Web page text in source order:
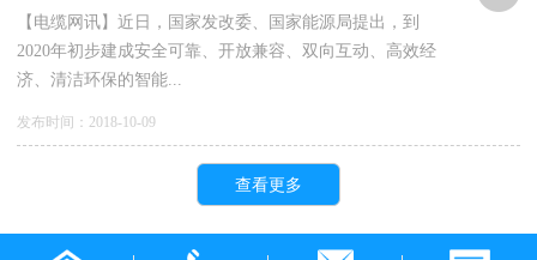
【电缆网讯】近日，国家发改委、国家能源局提出，到
2020年初步建成安全可靠、开放兼容、双向互动、高效经
济、清洁环保的智能...
发布时间：2018-10-09
查看更多